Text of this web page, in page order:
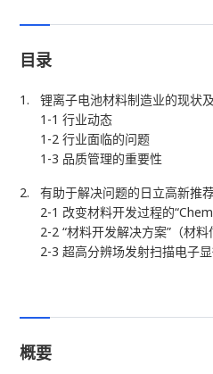
目录
锂离子电池材料制造业的现状
1-1 行业动态
1-2 行业面临的问题
1-3 品质管理的重要性
有助于解决问题的日立高新推
2-1 改变材料开发过程的
2-2 “材料开发解决方案”（材
2-3 超高分辨场发射扫描电子显
概要